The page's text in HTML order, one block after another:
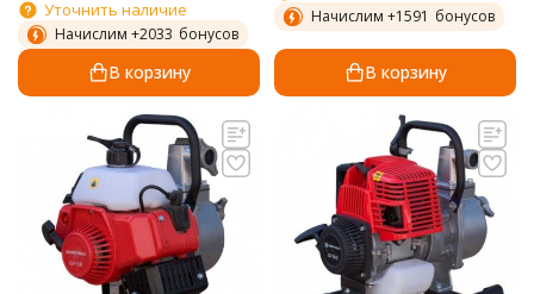
Уточнить наличие
Начислим +2033 бонусов
В корзину
Начислим +1591 бонусов
В корзину